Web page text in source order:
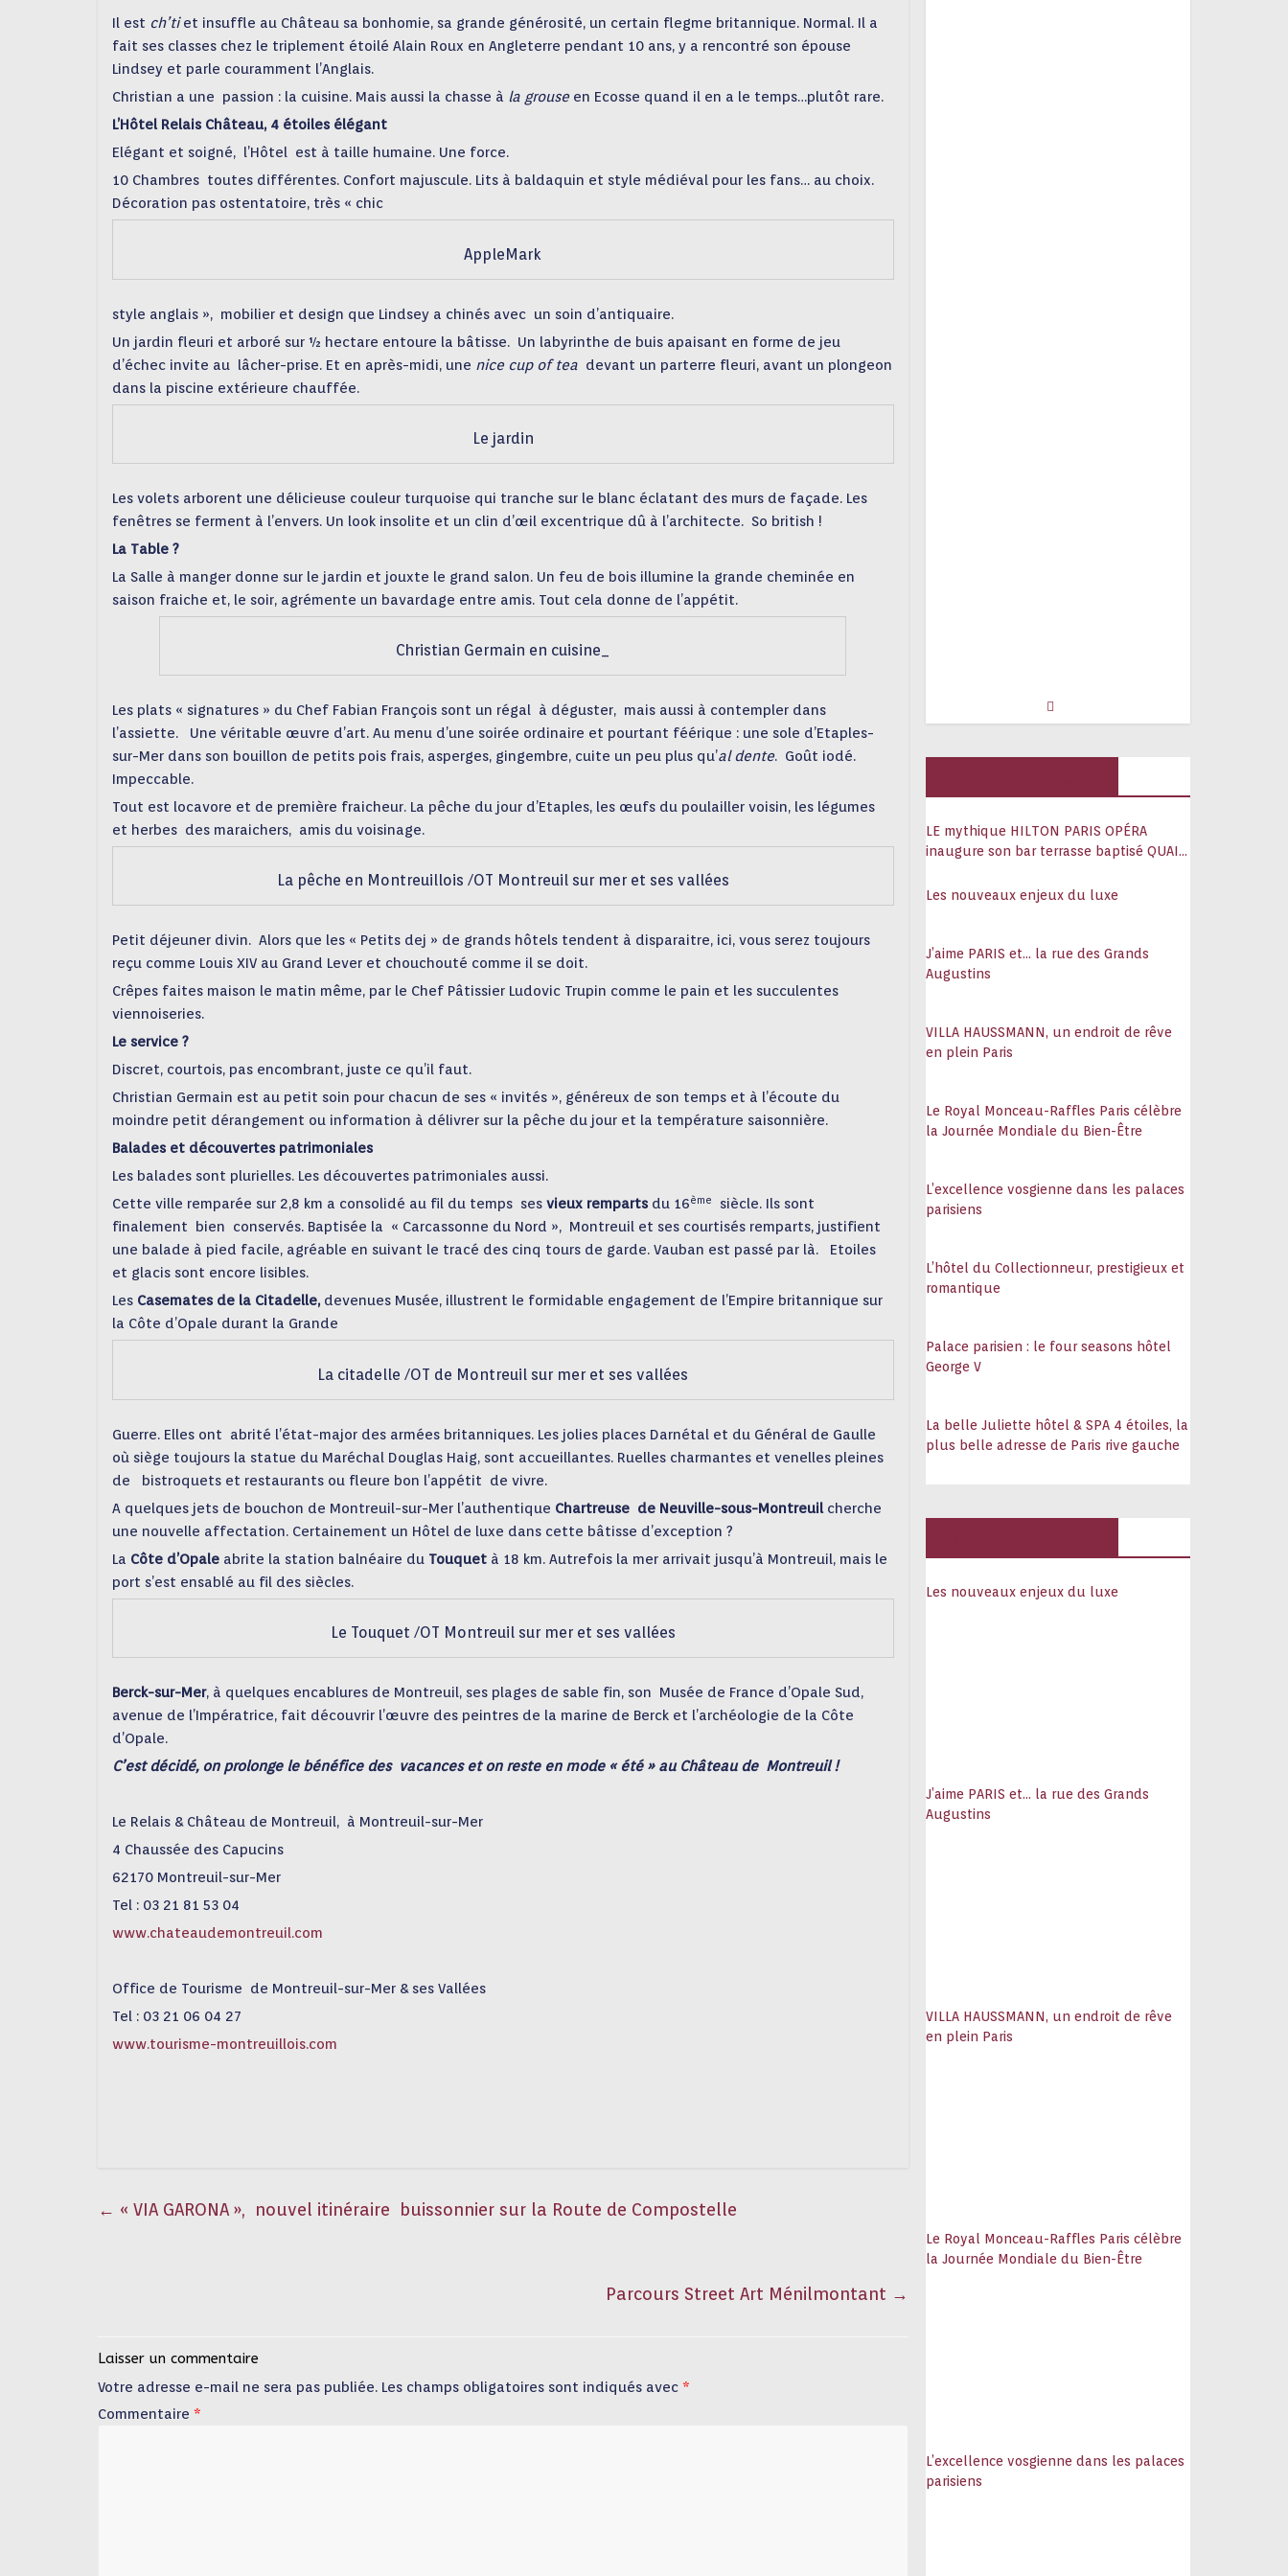
Il est ch’tiet insuffle au Château sa bonhomie, sa grande générosité, un certain flegme britannique. Normal. Il a
fait ses classes chez le triplement étoilé Alain Roux en Angleterre pendant 10 ans, y a rencontré son épouse
Lindsey et parle couramment l’Anglais.
Christian a une passion : la cuisine. Mais aussi la chasse à la grouse en Ecosse quand il en a le temps…plutôt rare.
L’Hôtel Relais Château, 4 étoiles élégant
Elégant et soigné, l’Hôtel est à taille humaine. Une force.
10 Chambres toutes différentes. Confort majuscule. Lits à baldaquin et style médiéval pour les fans… au choix.
Décoration pas ostentatoire, très « chic
AppleMark
style anglais », mobilier et design que Lindsey a chinés avec un soin d’antiquaire.
Un jardin fleuri et arboré sur ½ hectare entoure la bâtisse. Un labyrinthe de buis apaisant en forme de jeu
d’échec invite au lâcher-prise. Et en après-midi, une nice cup of tea devant un parterre fleuri, avant un plongeon
dans la piscine extérieure chauffée.
Le jardin
Les volets arborent une délicieuse couleur turquoise qui tranche sur le blanc éclatant des murs de façade. Les
fenêtres se ferment à l’envers. Un look insolite et un clin d’œil excentrique dû à l’architecte. So british !
La Table ?
La Salle à manger donne sur le jardin et jouxte le grand salon. Un feu de bois illumine la grande cheminée en
saison fraiche et, le soir, agrémente un bavardage entre amis. Tout cela donne de l’appétit.
Christian Germain en cuisine_
Les plats « signatures » du Chef Fabian François sont un régal à déguster, mais aussi à contempler dans
l’assiette. Une véritable œuvre d’art. Au menu d’une soirée ordinaire et pourtant féérique : une sole d’Etaples-
sur-Mer dans son bouillon de petits pois frais, asperges, gingembre, cuite un peu plus qu’al dente. Goût iodé.
Impeccable.
Tout est locavore et de première fraicheur. La pêche du jour d’Etaples, les œufs du poulailler voisin, les légumes
et herbes des maraichers, amis du voisinage.
La pêche en Montreuillois /OT Montreuil sur mer et ses vallées
Petit déjeuner divin. Alors que les « Petits dej » de grands hôtels tendent à disparaitre, ici, vous serez toujours
reçu comme Louis XIV au Grand Lever et chouchouté comme il se doit.
Crêpes faites maison le matin même, par le Chef Pâtissier Ludovic Trupin comme le pain et les succulentes
viennoiseries.
Le service ?
Discret, courtois, pas encombrant, juste ce qu’il faut.
Christian Germain est au petit soin pour chacun de ses « invités », généreux de son temps et à l’écoute du
moindre petit dérangement ou information à délivrer sur la pêche du jour et la température saisonnière.
Balades et découvertes patrimoniales
Les balades sont plurielles. Les découvertes patrimoniales aussi.
Cette ville remparée sur 2,8 km a consolidé au fil du temps ses vieux remparts du 16ème
siècle. Ils sont
finalement bien conservés. Baptisée la « Carcassonne du Nord », Montreuil et ses courtisés remparts, justifient
une balade à pied facile, agréable en suivant le tracé des cinq tours de garde. Vauban est passé par là. Etoiles
et glacis sont encore lisibles.
Les Casemates de la Citadelle, devenues Musée, illustrent le formidable engagement de l’Empire britannique sur
la Côte d’Opale durant la Grande
La citadelle /OT de Montreuil sur mer et ses vallées
Guerre. Elles ont abrité l’état-major des armées britanniques. Les jolies places Darnétal et du Général de Gaulle
où siège toujours la statue du Maréchal Douglas Haig, sont accueillantes. Ruelles charmantes et venelles pleines
de bistroquets et restaurants ou fleure bon l’appétit de vivre.
A quelques jets de bouchon de Montreuil-sur-Mer l’authentique Chartreuse de Neuville-sous-Montreuilcherche
une nouvelle affectation. Certainement un Hôtel de luxe dans cette bâtisse d’exception ?
La Côte d’Opale abrite la station balnéaire du Touquet à 18 km. Autrefois la mer arrivait jusqu’à Montreuil, mais le
port s’est ensablé au fil des siècles.
Le Touquet /OT Montreuil sur mer et ses vallées
Berck-sur-Mer, à quelques encablures de Montreuil, ses plages de sable fin, son Musée de France d’Opale Sud,
avenue de l’Impératrice, fait découvrir l’œuvre des peintres de la marine de Berck et l’archéologie de la Côte
d’Opale.
C’est décidé, on prolonge le bénéfice des vacances et on reste en mode « été » au Château de Montreuil !
Le Relais & Château de Montreuil, à Montreuil-sur-Mer
4 Chaussée des Capucins
62170 Montreuil-sur-Mer
Tel : 03 21 81 53 04
www.chateaudemontreuil.com
Office de Tourisme de Montreuil-sur-Mer & ses Vallées
Tel : 03 21 06 04 27
www.tourisme-montreuillois.com
← « VIA GARONA », nouvel itinéraire buissonnier sur la Route de Compostelle
Parcours Street Art Ménilmontant →
Laisser un commentaire
Votre adresse e-mail ne sera pas publiée. Les champs obligatoires sont indiqués avec *
Commentaire *
LE mythique HILTON PARIS OPÉRA
inaugure son bar terrasse baptisé QUAI
Les nouveaux enjeux du luxe
J’aime PARIS et… la rue des Grands
Augustins
VILLA HAUSSMANN, un endroit de rêve
en plein Paris
Le Royal Monceau-Raffles Paris célèbre
la Journée Mondiale du Bien-Être
L’excellence vosgienne dans les palaces
parisiens
L’hôtel du Collectionneur, prestigieux et
romantique
Palace parisien : le four seasons hôtel
George V
La belle Juliette hôtel & SPA 4 étoiles, la
plus belle adresse de Paris rive gauche
Les nouveaux enjeux du luxe
J’aime PARIS et… la rue des Grands
Augustins
VILLA HAUSSMANN, un endroit de rêve
en plein Paris
Le Royal Monceau-Raffles Paris célèbre
la Journée Mondiale du Bien-Être
L’excellence vosgienne dans les palaces
parisiens